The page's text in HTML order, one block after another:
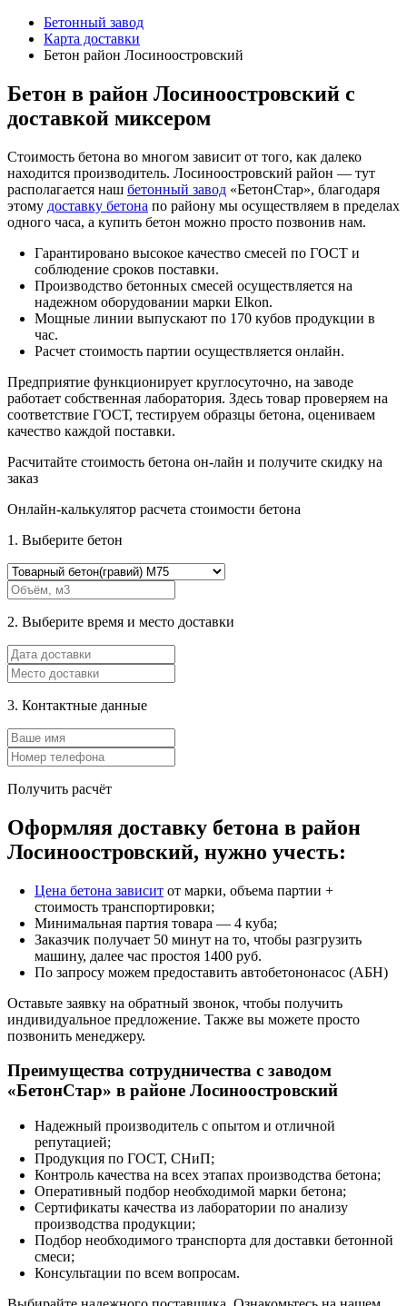
Бетонный завод
Карта доставки
Бетон район Лосиноостровский
Бетон в район Лосиноостровский с
доставкой миксером
Стоимость бетона во многом зависит от того, как далеко
находится производитель. Лосиноостровский район — тут
располагается наш бетонный завод «БетонСтар», благодаря
этому доставку бетона по району мы осуществляем в пределах
одного часа, а купить бетон можно просто позвонив нам.
Гарантировано высокое качество смесей по ГОСТ и
соблюдение сроков поставки.
Производство бетонных смесей осуществляется на
надежном оборудовании марки Elkon.
Мощные линии выпускают по 170 кубов продукции в
час.
Расчет стоимость партии осуществляется онлайн.
Предприятие функционирует круглосуточно, на заводе
работает собственная лаборатория. Здесь товар проверяем на
соответствие ГОСТ, тестируем образцы бетона, оцениваем
качество каждой поставки.
Расчитайте стоимость бетона он-лайн и получите скидку на
заказ
Онлайн-калькулятор расчета стоимости бетона
1. Выберите бетон
2. Выберите время и место доставки
3. Контактные данные
Получить расчёт
Оформляя доставку бетона в район
Лосиноостровский, нужно учесть:
Цена бетона зависит от марки, объема партии +
стоимость транспортировки;
Минимальная партия товара — 4 куба;
Заказчик получает 50 минут на то, чтобы разгрузить
машину, далее час простоя 1400 руб.
По запросу можем предоставить автобетононасос (АБН)
Оставьте заявку на обратный звонок, чтобы получить
индивидуальное предложение. Также вы можете просто
позвонить менеджеру.
Преимущества сотрудничества с заводом
«БетонСтар» в районе Лосиноостровский
Надежный производитель с опытом и отличной
репутацией;
Продукция по ГОСТ, СНиП;
Контроль качества на всех этапах производства бетона;
Оперативный подбор необходимой марки бетона;
Сертификаты качества из лаборатории по анализу
производства продукции;
Подбор необходимого транспорта для доставки бетонной
смеси;
Консультации по всем вопросам.